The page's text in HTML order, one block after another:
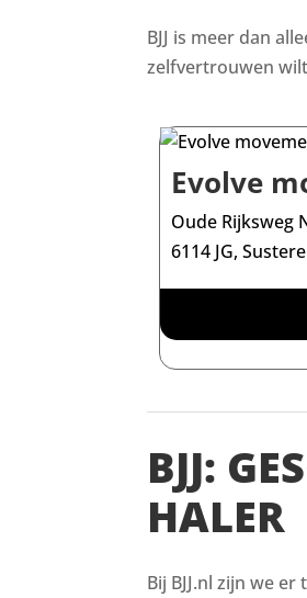
BJJ is meer dan
zelfvertrouwen
Evolve
Oude Rijksweg
6114 JG,
BJJ:
HALER
Bij BJJ.nl zijn we